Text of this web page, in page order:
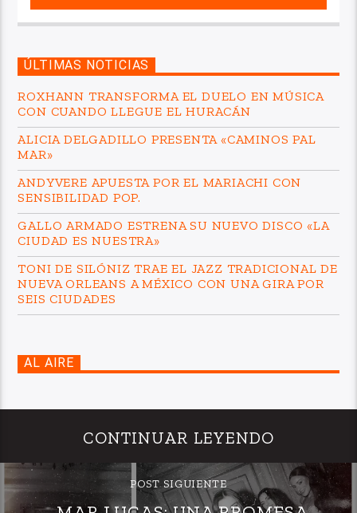
ÚLTIMAS NOTICIAS
ROXHANN TRANSFORMA EL DUELO EN MÚSICA
CON CUANDO LLEGUE EL HURACÁN
ALICIA DELGADILLO PRESENTA «CAMINOS PAL
MAR»
ANDYVERE APUESTA POR EL MARIACHI CON
SENSIBILIDAD POP.
GALLO ARMADO ESTRENA SU NUEVO DISCO «LA
CIUDAD ES NUESTRA»
TONI DE SILÓNIZ TRAE EL JAZZ TRADICIONAL DE
NUEVA ORLEANS A MÉXICO CON UNA GIRA POR
SEIS CIUDADES
AL AIRE
CONTINUAR LEYENDO
POST SIGUIENTE